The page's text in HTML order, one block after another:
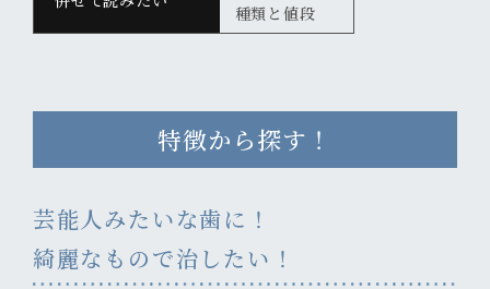
種類と値段
特徴から探す！
芸能人みたいな歯に！
綺麗なもので治したい！